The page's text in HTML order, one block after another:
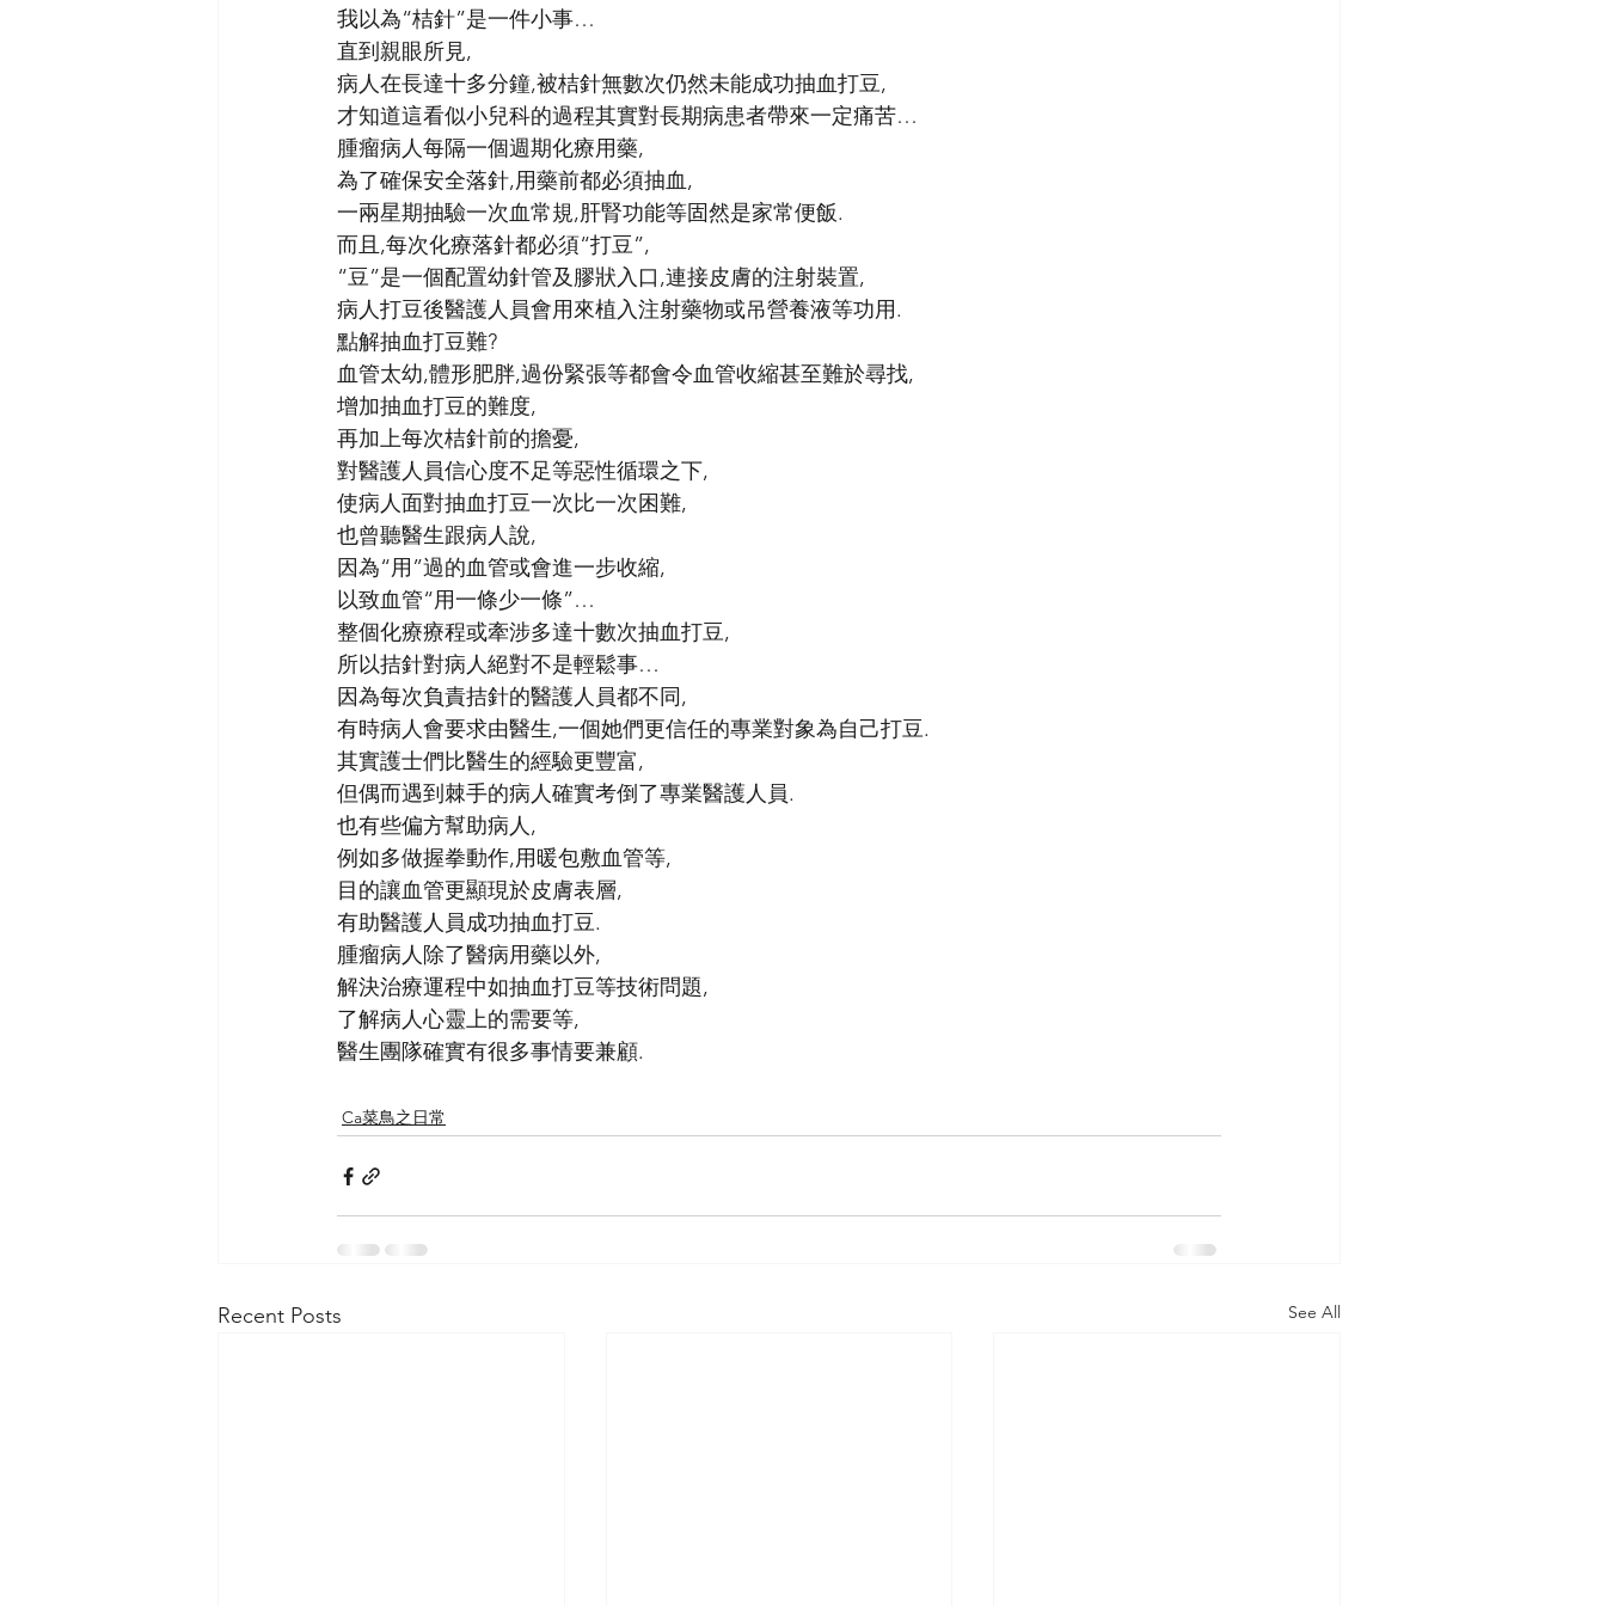
我以為“桔針”是一件小事…
直到親眼所見,
病人在長達十多分鐘,被桔針無數次仍然未能成功抽血打豆,
才知道這看似小兒科的過程其實對長期病患者帶來一定痛苦…
腫瘤病人每隔一個週期化療用藥,
為了確保安全落針,用藥前都必須抽血,
一兩星期抽驗一次血常規,肝腎功能等固然是家常便飯.
而且,每次化療落針都必須“打豆”,
“豆”是一個配置幼針管及膠狀入口,連接皮膚的注射裝置,
病人打豆後醫護人員會用來植入注射藥物或吊營養液等功用.
點解抽血打豆難?
血管太幼,體形肥胖,過份緊張等都會令血管收縮甚至難於尋找,
增加抽血打豆的難度,
再加上每次桔針前的擔憂,
對醫護人員信心度不足等惡性循環之下,
使病人面對抽血打豆一次比一次困難,
也曾聽醫生跟病人說,
因為“用”過的血管或會進一步收縮,
以致血管“用一條少一條”…
整個化療療程或牽涉多達十數次抽血打豆,
所以拮針對病人絕對不是輕鬆事…
因為每次負責拮針的醫護人員都不同,
有時病人會要求由醫生,一個她們更信任的專業對象為自己打豆.
其實護士們比醫生的經驗更豐富,
但偶而遇到棘手的病人確實考倒了專業醫護人員.
也有些偏方幫助病人,
例如多做握拳動作,用暖包敷血管等,
目的讓血管更顯現於皮膚表層,
有助醫護人員成功抽血打豆.
腫瘤病人除了醫病用藥以外,
解決治療運程中如抽血打豆等技術問題,
了解病人心靈上的需要等,
醫生團隊確實有很多事情要兼顧.
Ca菜鳥之日常
Recent Posts See All